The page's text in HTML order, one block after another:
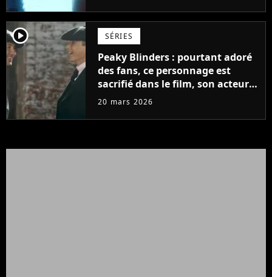
player2 SÉRIES
Peaky Blinders : pourtant adoré
des fans, ce personnage est
sacrifié dans le film, son acteur
donne son avis sur sa fin
20 mars 2026